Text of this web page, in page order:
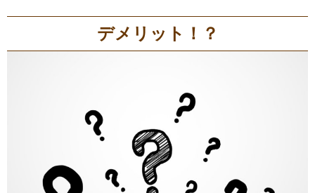
デメリット！？